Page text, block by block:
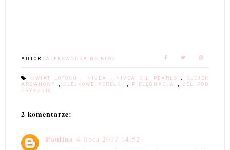
AUTOR: ALEKSANDRA NS BLOG
KWIAT LOTOSU, NIVEA , NIVEA OIL PEARLS,OLEJEK
ARGANOWY ,OLEJKOWE PEREŁKI , PIELĘGNACJA ,ŻEL POD
PRYSZNIC
2 komentarze:
Paulina 4 lipca 2017 14:52